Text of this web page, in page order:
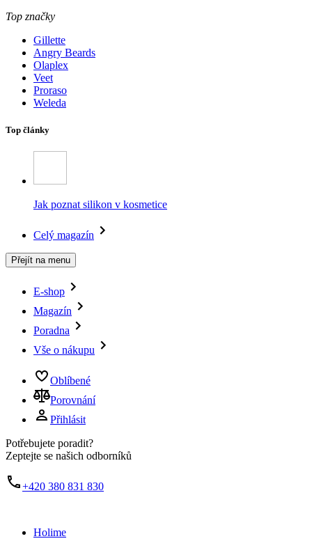
Top značky
Gillette
Angry Beards
Olaplex
Veet
Proraso
Weleda
Top články
Jak poznat silikon v kosmetice
Celý magazín
Přejít na menu
E-shop
Magazín
Poradna
Vše o nákupu
Oblíbené
Porovnání
Přihlásit
Potřebujete poradit?
Zeptejte se našich odborníků
+420 380 831 830
Holime